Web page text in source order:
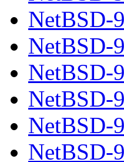
NetBSD-
NetBSD-
NetBSD-
NetBSD-
NetBSD-
NetBSD-